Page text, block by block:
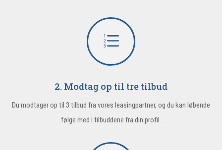
e
2. Modtag op til tre tilbud
Du modtager op til 3 tilbud fra vores leasingpartner, og du kan løbende
følge med i tilbuddene fra din profil.